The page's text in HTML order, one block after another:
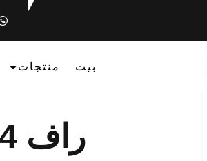
بيت منتجات
راف 4 كابريو